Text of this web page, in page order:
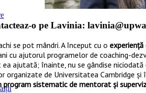
o pe Lavinia:
se pot mândri. A început cu o
cu ajutorul programelor de coaching-
ajutată; înainte, nu se gândise
organizate de Universitatea Cambridge
program sistematic de mentorat și